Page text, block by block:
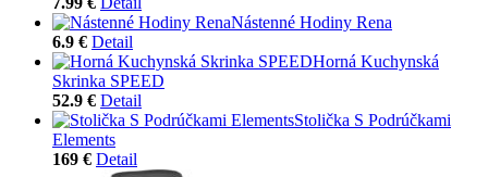
Nástenné Hodiny Rena
6.9 € Detail
Horná Kuchynská
Skrinka SPEED
52.9 € Detail
Stolička S Podrúčkami
Elements
169 € Detail